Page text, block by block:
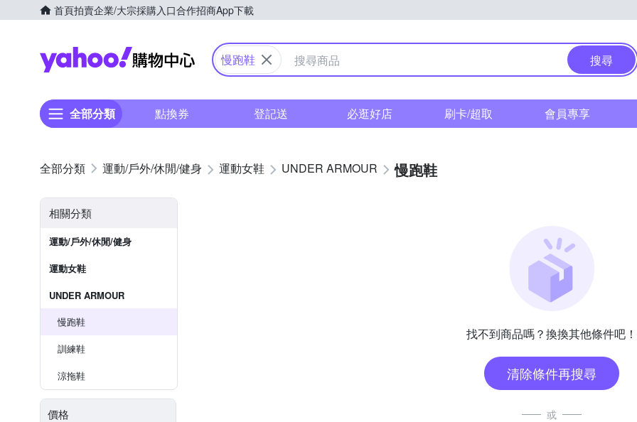
首頁拍賣企業/大宗採購入口合作招商App下載
Yahoo購物中心
慢跑鞋 搜尋
全部分類 點換券 登記送 必逛好店 刷卡/超取 會員專享
運動/戶外/休閒/健身 運動女鞋 UNDER ARMOUR 慢跑鞋
相關分類
運動/戶外/休閒/健身
運動女鞋
UNDER ARMOUR
慢跑鞋
訓練鞋
涼拖鞋
價格
找不到商品嗎？換換其他條件吧！
清除條件再搜尋
或